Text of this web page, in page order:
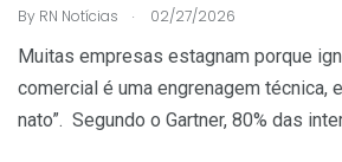
By RN Notícias . 02/27/2026
Muitas empresas estagnam porque
comercial é uma engrenagem técnica,
nato”. Segundo o Gartner, 80% das